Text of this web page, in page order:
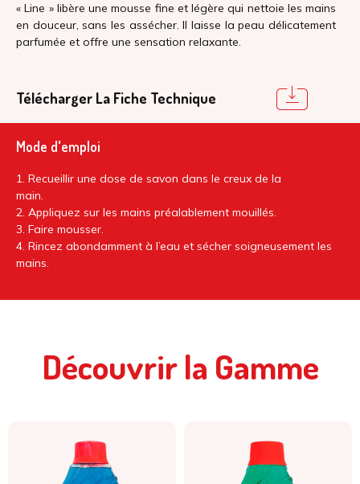
« Line » libère une mousse fine et légère qui nettoie les mains
en douceur, sans les assécher. Il laisse la peau délicatement
parfumée et offre une sensation relaxante.
Télécharger La Fiche Technique
Mode d'emploi
1. Recueillir une dose de savon dans le creux de la
main.
2. Appliquez sur les mains préalablement mouillés.
3. Faire mousser.
4. Rincez abondamment à l’eau et sécher soigneusement les
mains.
Découvrir la Gamme